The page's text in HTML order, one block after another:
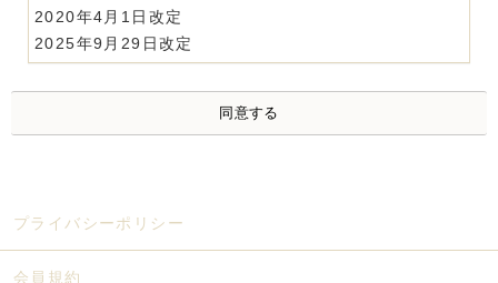
2020年4月1日改定
2025年9月29日改定